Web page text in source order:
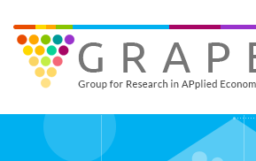
main
content